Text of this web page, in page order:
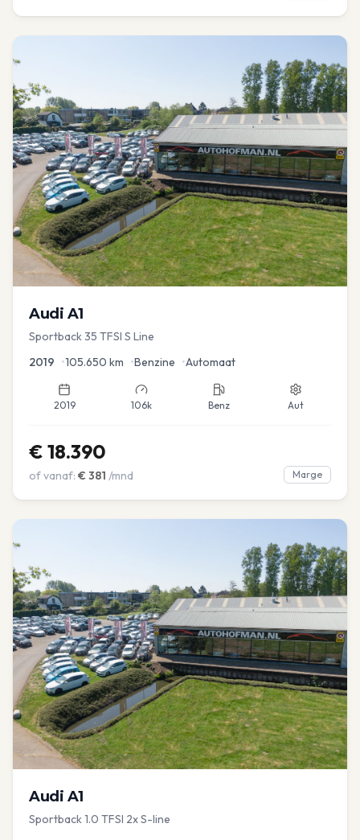
Audi A1
Sportback 35 TFSI S Line
2019 •105.650 km •Benzine •Automaat
2019 106k Benz Aut
€ 18.390
of vanaf: € 381 /mnd Marge
Audi A1
Sportback 1.0 TFSI 2x S-line